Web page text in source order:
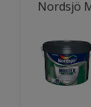
Nordsjö